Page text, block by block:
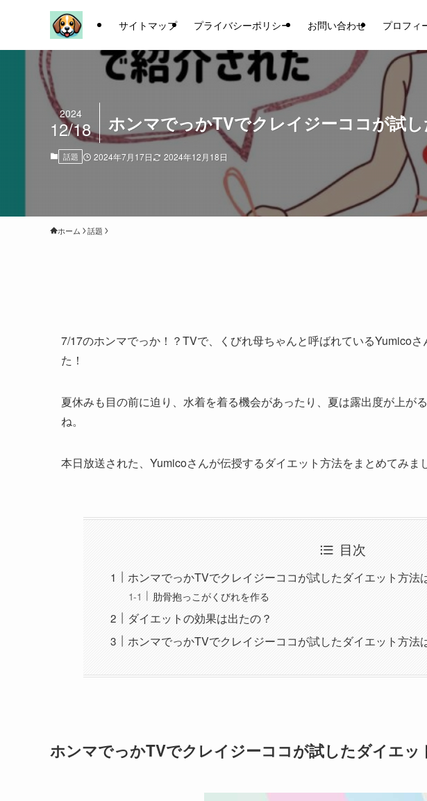
サイトマップ プライバシーポリシー お問い合わせ プロフィ
ホンマでっかTVでクレイジーココが試
2024
12/18
話題 2024年7月17日 2024年12月18日
ホーム 話題
7/17のホンマでっか！？TVで、くびれ母ちゃんと呼ばれているYumico
た！
夏休みも目の前に迫り、水着を着る機会があったり、夏は露出度が上が
ね。
本日放送された、Yumicoさんが伝授するダイエット方法をまとめてみま
目次
ホンマでっかTVでクレイジーココが試したダイエット方法
肋骨抱っこがくびれを作る
ダイエットの効果は出たの？
ホンマでっかTVでクレイジーココが試したダイエット方法
ホンマでっかTVでクレイジーココが試したダイエッ